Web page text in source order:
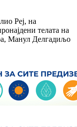
Реј, на
телата на
Манул Делгадиљо